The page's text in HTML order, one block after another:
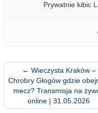
Prywatnie kibic
← Wieczysta Kraków –
Chrobry Głogów gdzie
mecz? Transmisja na
online | 31.05.2026